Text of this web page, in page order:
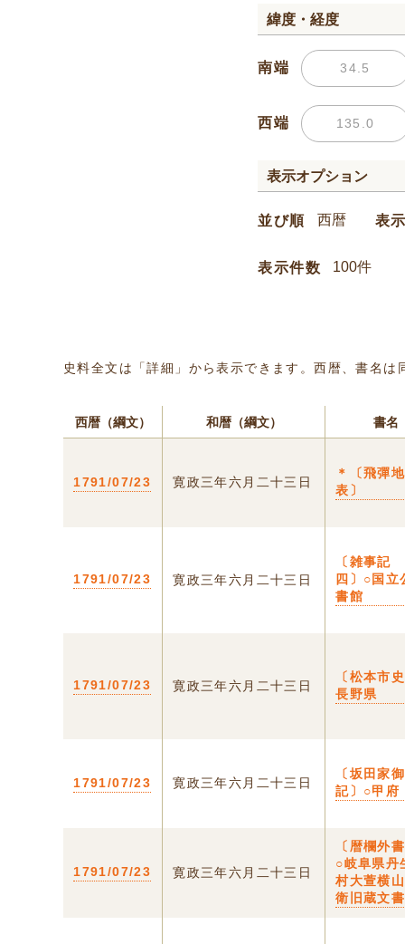
緯度・経度
南端
西端
表示オプション
並び順 表
表示件数
史料全文は「詳細」から表示できます。西暦、書名
西暦（綱文） 和暦（綱文） 書名
1791/07/23 寛政三年六月二十三日
＊〔飛彈
表〕
1791/07/23 寛政三年六月二十三日
〔雑事記
四〕○国立
書館
1791/07/23 寛政三年六月二十三日
〔松本市
長野県
1791/07/23 寛政三年六月二十三日
〔坂田家
記〕○甲府
1791/07/23 寛政三年六月二十三日
〔暦欄外
○岐阜県丹
村大萱横
衛旧蔵文書